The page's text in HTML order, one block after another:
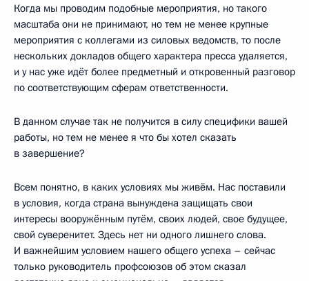
Когда мы проводим подобные мероприятия, но такого
масштаба они не принимают, но тем не менее крупные
мероприятия с коллегами из силовых ведомств, то после
нескольких докладов общего характера пресса удаляется,
и у нас уже идёт более предметный и откровенный разговор
по соответствующим сферам ответственности.
В данном случае так не получится в силу специфики вашей
работы, но тем не менее я что бы хотел сказать
в завершение?
Всем понятно, в каких условиях мы живём. Нас поставили
в условия, когда страна вынуждена защищать свои
интересы вооружённым путём, своих людей, свое будущее,
свой суверенитет. Здесь нет ни одного лишнего слова.
И важнейшим условием нашего общего успеха – сейчас
только руководитель профсоюзов об этом сказал